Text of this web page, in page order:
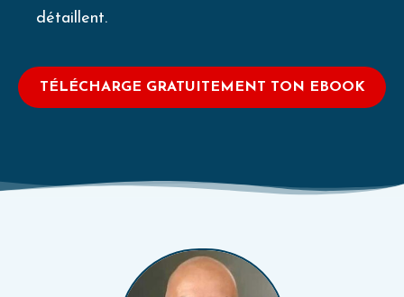
détaillent.
TÉLÉCHARGE GRATUITEMENT TON EBOOK